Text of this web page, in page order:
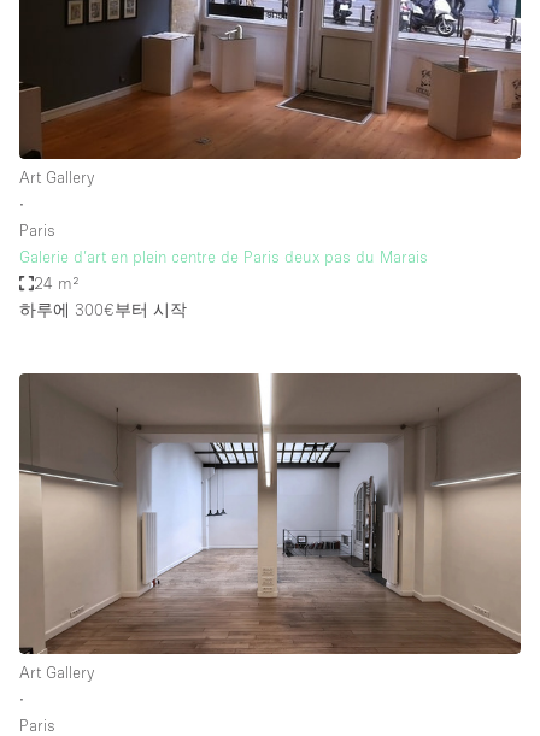
Art Gallery
∙
Paris
Galerie d’art en plein centre de Paris deux pas du Marais
24 m²
하루에 300€부터 시작
Art Gallery
∙
Paris